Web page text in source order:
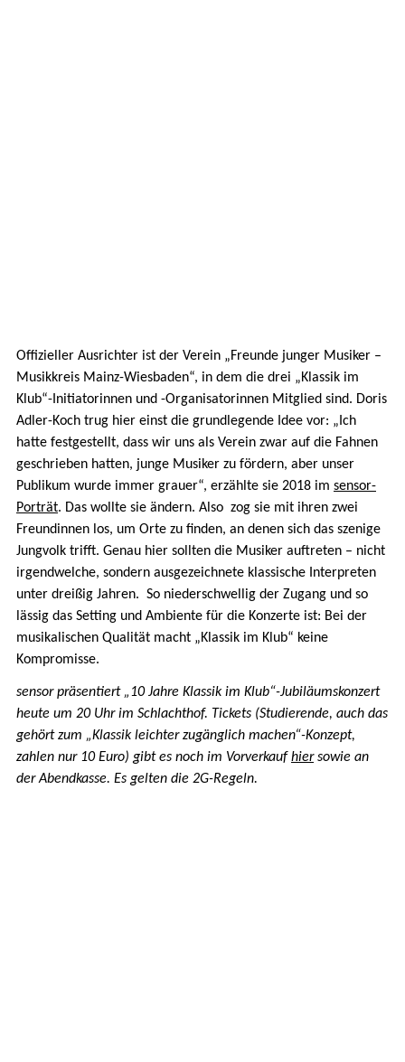
Offizieller Ausrichter ist der Verein „Freunde junger Musiker –
Musikkreis Mainz-Wiesbaden“, in dem die drei „Klassik im
Klub“-Initiatorinnen und -Organisatorinnen Mitglied sind. Doris
Adler-Koch trug hier einst die grundlegende Idee vor: „Ich
hatte festgestellt, dass wir uns als Verein zwar auf die Fahnen
geschrieben hatten, junge Musiker zu fördern, aber unser
Publikum wurde immer grauer“, erzählte sie 2018 im sensor-
Porträt. Das wollte sie ändern. Also zog sie mit ihren zwei
Freundinnen los, um Orte zu finden, an denen sich das szenige
Jungvolk trifft. Genau hier sollten die Musiker auftreten – nicht
irgendwelche, sondern ausgezeichnete klassische Interpreten
unter dreißig Jahren. So niederschwellig der Zugang und so
lässig das Setting und Ambiente für die Konzerte ist: Bei der
musikalischen Qualität macht „Klassik im Klub“ keine
Kompromisse.
sensor präsentiert „10 Jahre Klassik im Klub“-Jubiläumskonzert
heute um 20 Uhr im Schlachthof. Tickets (Studierende, auch das
gehört zum „Klassik leichter zugänglich machen“-Konzept,
zahlen nur 10 Euro) gibt es noch im Vorverkauf hiersowie an
der Abendkasse. Es gelten die 2G-Regeln.